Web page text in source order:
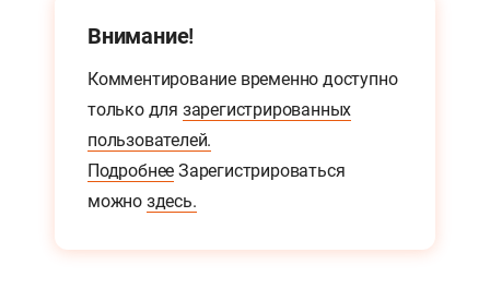
Внимание!
Комментирование временно доступно
только для зарегистрированных
пользователей.
Подробнее Зарегистрироваться
можно здесь.